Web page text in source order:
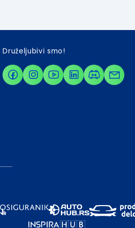
Druželjubivi smo!